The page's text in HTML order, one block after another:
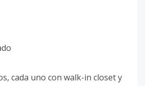
cada uno con walk-in closet y